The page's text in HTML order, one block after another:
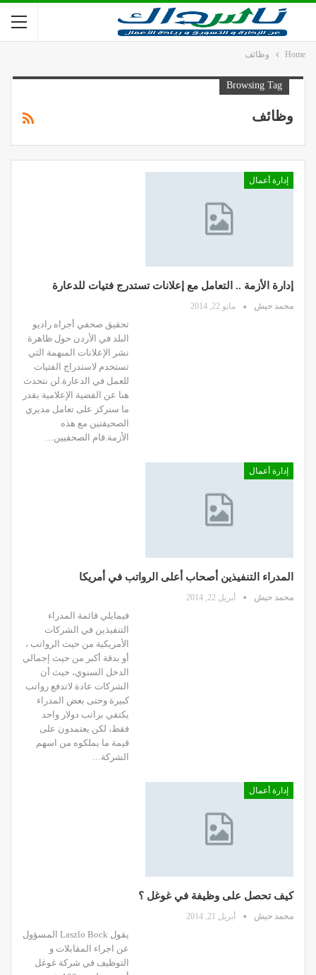
Home وظائف
Browsing Tag
وظائف
إدارة أعمال
إدارة الأزمة .. التعامل مع إعلانات تستدرج فتيات للدعارة
محمد حبش مايو 22, 2014
تحقيق صحفي أجراه راديو
البلد في الأردن حول ظاهرة
نشر الإعلانات المبهمة التي
تستخدم لاستدراج الفتيات
للعمل في الدعارة.لن نتحدث
هنا عن القضية الإعلامية بقدر
ما سنركز على تعامل مديري
الصحيفتين مع هذه
الأزمة.قام الصحفيين…
إدارة أعمال
المدراء التنفيذين أصحاب أعلى الرواتب في أمريكا
محمد حبش أبريل 22, 2014
فيمايلي قائمة المدراء
التنفيذين في الشركات
الأمريكية من حيث الرواتب ،
أو بدقة أكبر من حيث إجمالي
الدخل السنوي، حيث أن
الشركات عادة لاتدفع رواتب
كبيرة وحتى بعض المدراء
يكتفي براتب دولار واحد
فقط، لكن يعتمدون على
قيمة ما يملكوه من اسهم
الشركة…
إدارة أعمال
كيف تحصل على وظيفة في غوغل ؟
محمد حبش أبريل 21, 2014
يقول Laszlo Bock المسؤول
عن اجراء المقابلات و
التوظيف في شركة غوغل